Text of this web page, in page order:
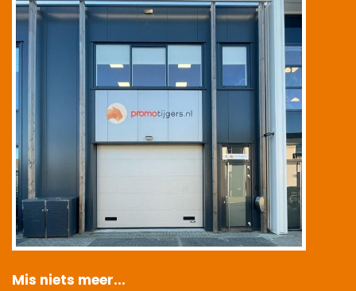
Mis niets meer...